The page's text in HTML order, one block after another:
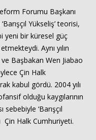
Forumu Başkanı
Yükseliş’ teorisi,
yeni bir küresel güç
Aynı yılın
Başbakan Wen Jiabao
Çin Halk
kabul gördü. 2004 yılı
olduğu kaygılarının
‘Barışçıl
Çin Halk Cumhuriyeti.
Haberin Doğru Adresi.